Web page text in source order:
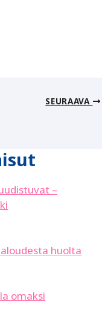
SEURAAVA
–
huolta
omaksi